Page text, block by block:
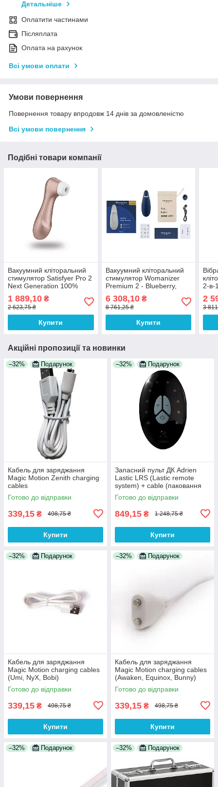
Детальніше
Оплатити частинами
Післяплата
Оплата на рахунок
Всі умови оплати
Умови повернення
Повернення товару впродовж 14 днів за домовленістю
Всі умови повернення
Подібні товари компанії
Вакуумний кліторальний
стимулятор Satisfyer Pro 2
Next Generation 100%
1 889,10 ₴
2 623,75 ₴
Купити
Вакуумний кліторальний
стимулятор Womanizer
Premium 2 - Blueberry,
Silenc
6 308,10₴
8 761,25 ₴
Купити
2-в-
2
3
Акційні пропозиції та новинки
–32% Подарунок
Кабель для заряджання
Magic Motion Zenith charging
cables
Готово до відправки
339,15 ₴ 498,75 ₴
Купити
–32% Подарунок
Запасний пульт ДК Adrien
Lastic LRS (Lastic remote
system) + cable (паковання
пакет)
Готово до відправки
849,15 ₴ 1 248,75 ₴
Купити
–32% Подарунок
Кабель для заряджання
Magic Motion charging cables
(Umi, NyX, Bobi)
Готово до відправки
339,15 ₴ 498,75 ₴
Купити
–32% Подарунок
Кабель для заряджання
Magic Motion charging cables
(Awaken, Equinox, Bunny)
Готово до відправки
339,15 ₴ 498,75 ₴
Купити
–32% Подарунок –32% Подарунок